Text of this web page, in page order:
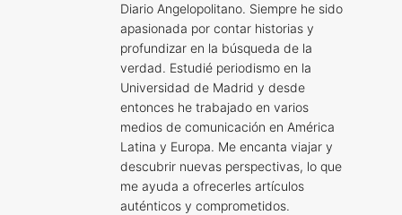
Diario Angelopolitano. Siempre he sido
apasionada por contar historias y
profundizar en la búsqueda de la
verdad. Estudié periodismo en la
Universidad de Madrid y desde
entonces he trabajado en varios
medios de comunicación en América
Latina y Europa. Me encanta viajar y
descubrir nuevas perspectivas, lo que
me ayuda a ofrecerles artículos
auténticos y comprometidos.